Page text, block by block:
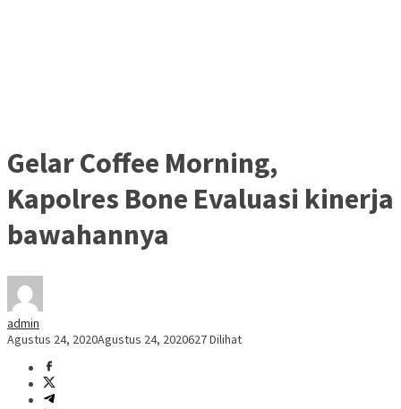
Gelar Coffee Morning,
Kapolres Bone Evaluasi kinerja
bawahannya
admin
Agustus 24, 2020Agustus 24, 2020627 Dilihat